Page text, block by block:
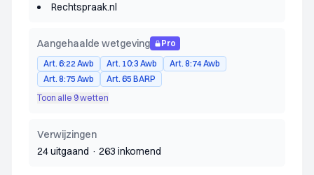
Rechtspraak.nl
Aangehaalde wetgeving
Pro
Art. 6:22 Awb
Art. 10:3 Awb
Art. 8:74 Awb
Art. 8:75 Awb
Art. 65 BARP
Toon alle 9 wetten
Verwijzingen
24 uitgaand · 263 inkomend